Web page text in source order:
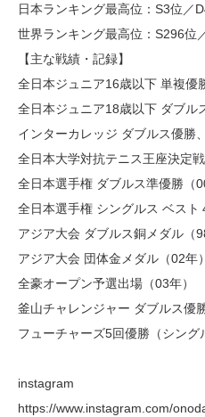
日本ランキング最高位：S3位／
世界ランキング最高位：S296位
【主な戦績・記録】
全日本ジュニア16歳以下 単複優
全日本ジュニア18歳以下 ダブル
インターカレッジ ダブルス優勝
全日本大学対抗テニス王座決定
全日本選手権 ダブルス準優勝（
全日本選手権 シングルス ベスト
アジア大会 ダブルス銅メダル（
アジア大会 団体金メダル（02年）
全豪オープン予選出場（03年）
釜山チャレンジャー ダブルス優
フューチャーズ5回優勝（シング
instagram
https://www.instagram.com/